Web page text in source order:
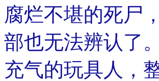
腐烂不堪的死尸
部也无法辨认了
充气的玩具人，